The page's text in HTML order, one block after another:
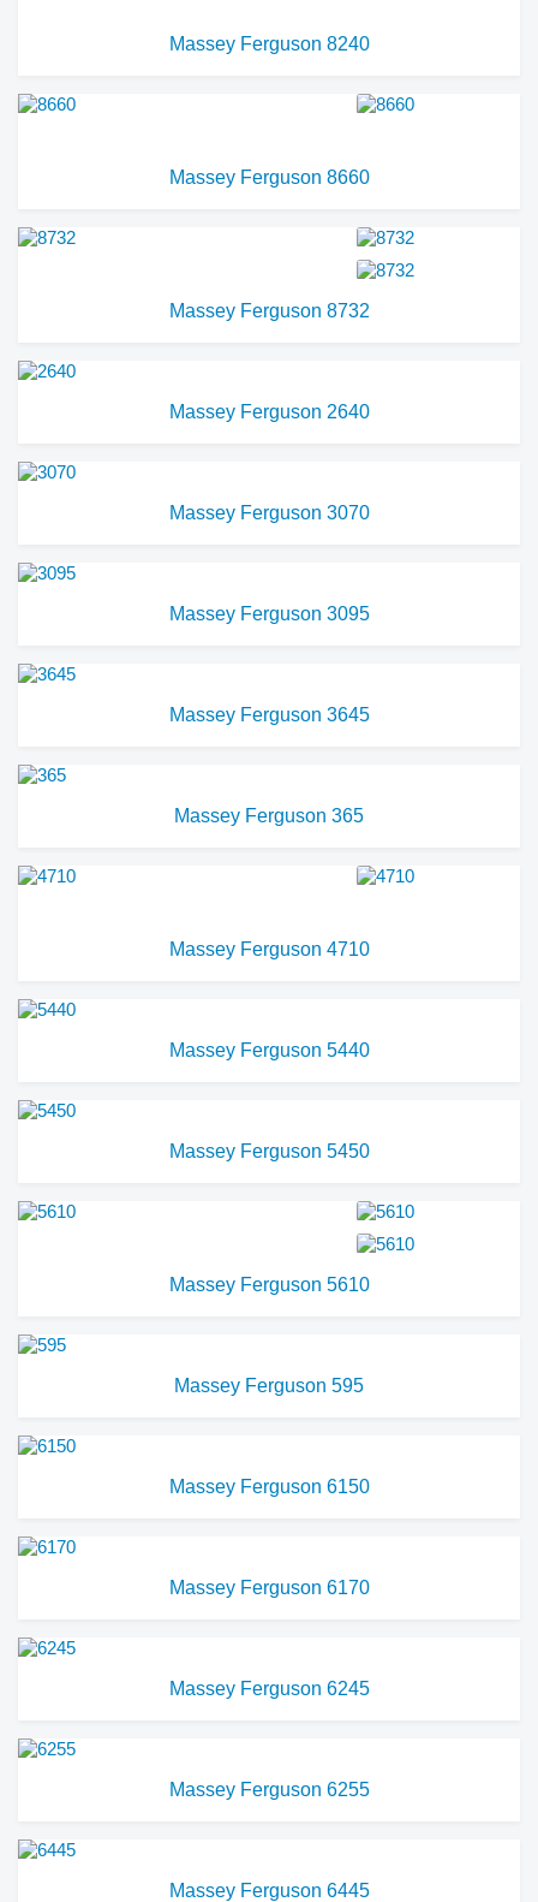
Massey Ferguson 8240
Massey Ferguson 8660
Massey Ferguson 8732
Massey Ferguson 2640
Massey Ferguson 3070
Massey Ferguson 3095
Massey Ferguson 3645
Massey Ferguson 365
Massey Ferguson 4710
Massey Ferguson 5440
Massey Ferguson 5450
Massey Ferguson 5610
Massey Ferguson 595
Massey Ferguson 6150
Massey Ferguson 6170
Massey Ferguson 6245
Massey Ferguson 6255
Massey Ferguson 6445